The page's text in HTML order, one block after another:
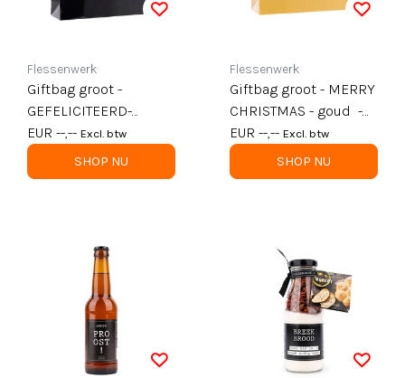
Flessenwerk
Giftbag groot -
GEFELICITEERD-
zwart - mt 40 x 12 x 36
per 12
EUR --,-- Excl. btw
SHOP NU
Flessenwerk
Giftbag groot - MERRY
CHRISTMAS - goud -
mt 40 x 12 x 36 per 12
EUR --,-- Excl. btw
SHOP NU